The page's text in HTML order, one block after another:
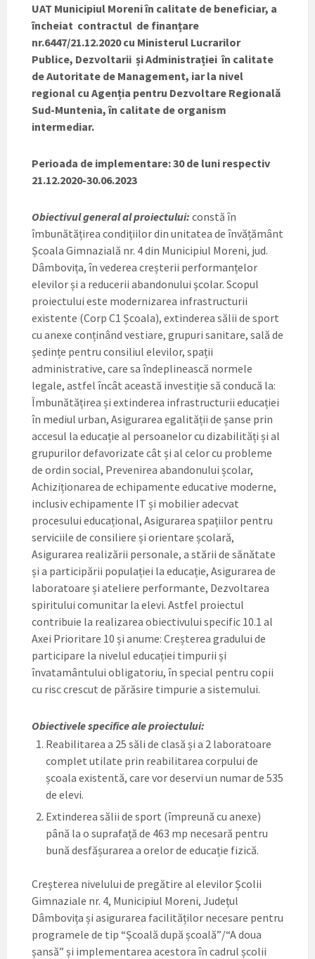
UAT Municipiul Moreni în calitate de beneficiar, a
încheiat contractul de finanțare
nr.6447/21.12.2020 cu Ministerul Lucrarilor
Publice, Dezvoltarii și Administrației în calitate
de Autoritate de Management, iar la nivel
regional cu Agenția pentru Dezvoltare Regională
Sud-Muntenia, în calitate de organism
intermediar.
Perioada de implementare: 30 de luni respectiv
21.12.2020-30.06.2023
Obiectivul general al proiectului: constă în
îmbunătățirea condițiilor din unitatea de învățământ
Școala Gimnazială nr. 4 din Municipiul Moreni, jud.
Dâmbovița, în vederea creșterii performanțelor
elevilor și a reducerii abandonului școlar. Scopul
proiectului este modernizarea infrastructurii
existente (Corp C1 Școala), extinderea sălii de sport
cu anexe conținând vestiare, grupuri sanitare, sală de
ședințe pentru consiliul elevilor, spații
administrative, care sa îndeplinească normele
legale, astfel încât această investiție să conducă la:
Îmbunătățirea și extinderea infrastructurii educației
în mediul urban, Asigurarea egalității de șanse prin
accesul la educație al persoanelor cu dizabilități și al
grupurilor defavorizate cât și al celor cu probleme
de ordin social, Prevenirea abandonului școlar,
Achiziționarea de echipamente educative moderne,
inclusiv echipamente IT și mobilier adecvat
procesului educațional, Asigurarea spațiilor pentru
serviciile de consiliere și orientare școlară,
Asigurarea realizării personale, a stării de sănătate
și a participării populației la educație, Asigurarea de
laboratoare și ateliere performante, Dezvoltarea
spiritului comunitar la elevi. Astfel proiectul
contribuie la realizarea obiectivului specific 10.1 al
Axei Prioritare 10 și anume: Creșterea gradului de
participare la nivelul educației timpurii și
învatamântului obligatoriu, în special pentru copii
cu risc crescut de părăsire timpurie a sistemului.
Obiectivele specifice ale proiectului:
Reabilitarea a 25 săli de clasă și a 2 laboratoare
complet utilate prin reabilitarea corpului de
școala existentă, care vor deservi un numar de 535
de elevi.
Extinderea sălii de sport (împreună cu anexe)
până la o suprafață de 463 mp necesară pentru
bună desfășurarea a orelor de educație fizică.
Creșterea nivelului de pregătire al elevilor Școlii
Gimnaziale nr. 4, Municipiul Moreni, Județul
Dâmbovița și asigurarea facilităților necesare pentru
programele de tip “Școală după școală”/“A doua
șansă” și implementarea acestora în cadrul școlii